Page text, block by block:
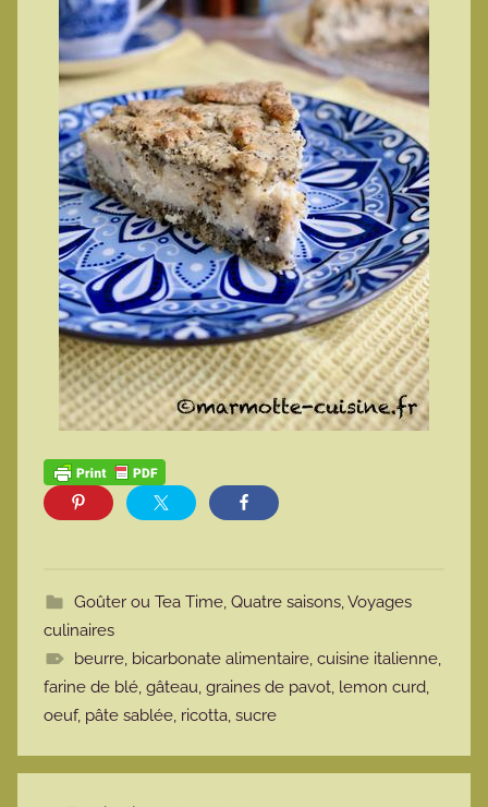
Goûter ou Tea Time, Quatre saisons,Voyages
culinaires
beurre, bicarbonate alimentaire, cuisine italienne,
farine de blé, gâteau, graines de pavot, lemon curd,
oeuf, pâte sablée, ricotta, sucre